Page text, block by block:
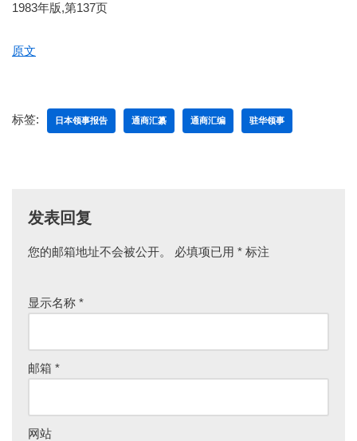
1983年版,第137页
原文
标签: 日本领事报告 通商汇纂 通商汇编 驻华领事
发表回复
您的邮箱地址不会被公开。 必填项已用 * 标注
显示名称 *
邮箱 *
网站